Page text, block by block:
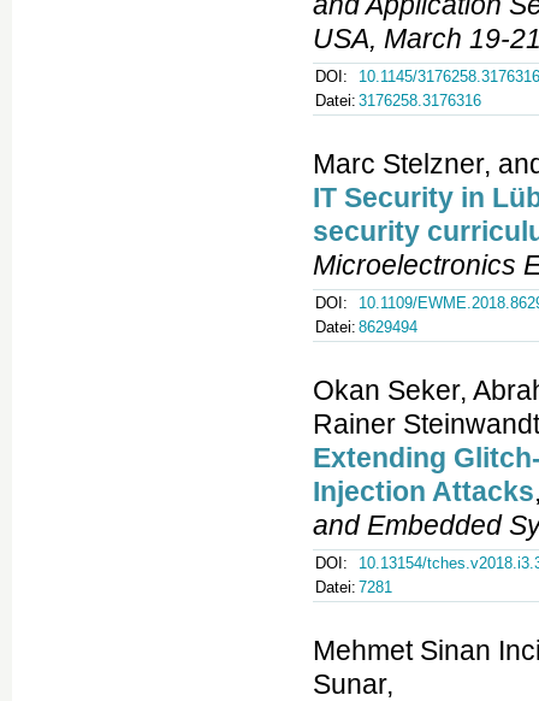
USA, March 19-
DOI:
10.1145/3176258.3176316
Datei: 3176258.3176316
Marc Stelzner,
IT Security in
security
Microelectronics
DOI:
10.1109/
Datei: 8629494
Okan Seker,
Rainer
Extending
Injection Attacks
and Embedded
DOI:
10.13154/
Datei: 7281
Mehmet Sinan
Sunar,